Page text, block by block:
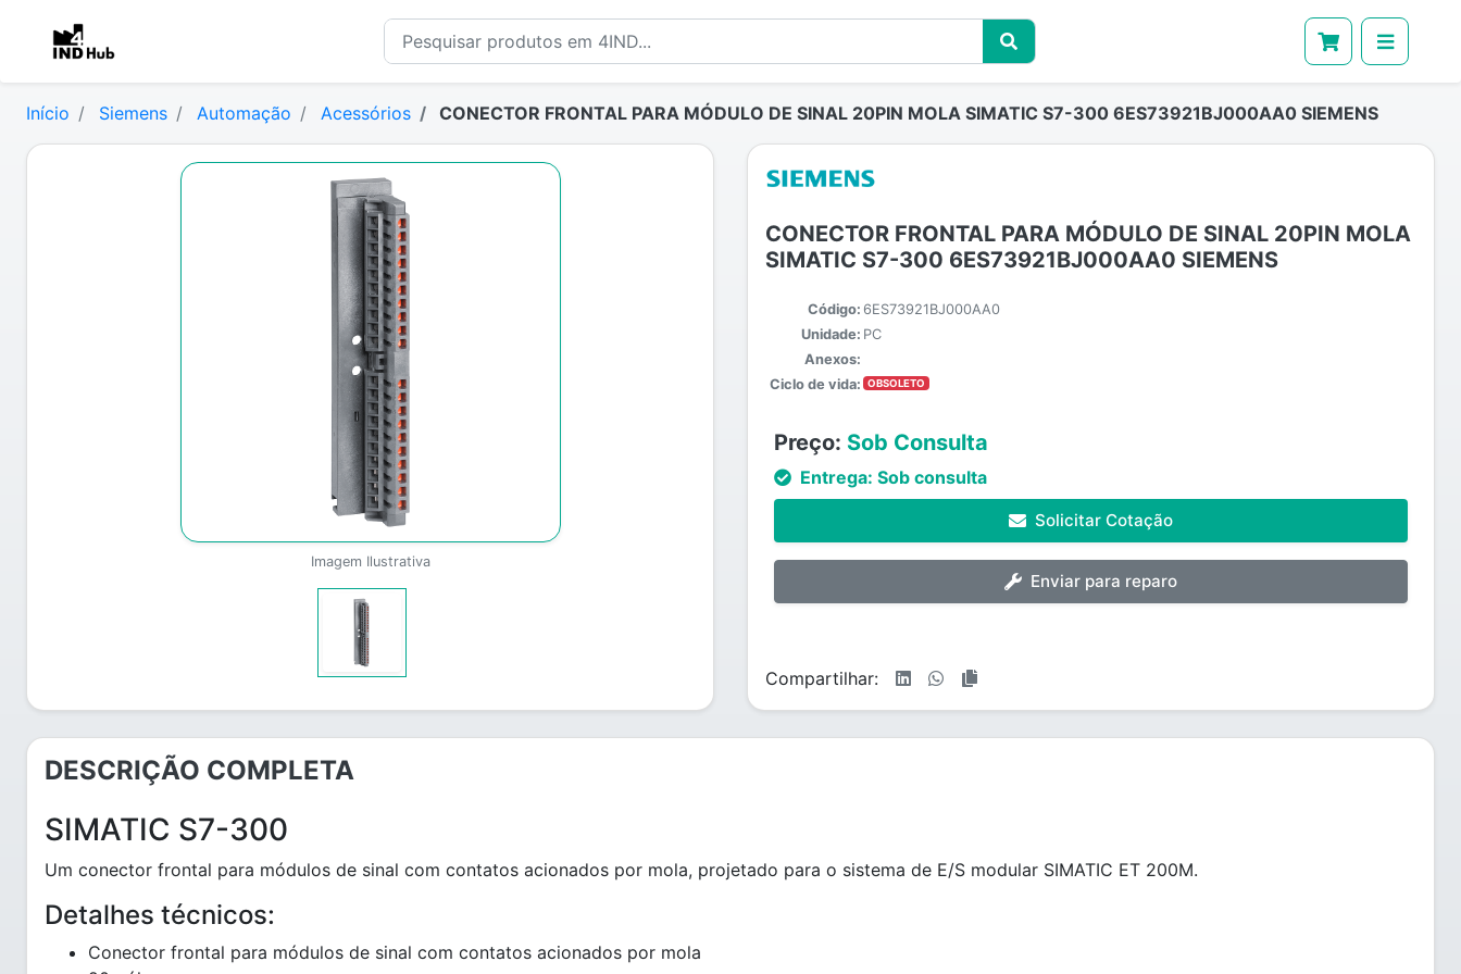
Início Siemens Automação Acessórios CONECTOR FRONTAL PARA MÓDULO DE SINAL 20PIN MOLA SIMATIC S7-300 6ES73921BJ000AA0 SIEMENS
Imagem Ilustrativa
CONECTOR FRONTAL PARA MÓDULO DE SINAL 20PIN MOLA
SIMATIC S7-300 6ES73921BJ000AA0 SIEMENS
Código: 6ES73921BJ000AA0
Unidade: PC
Anexos:
Ciclo de vida:
OBSOLETO
Preço: Sob Consulta
Entrega: Sob consulta
Solicitar Cotação
Enviar para reparo
Compartilhar:
DESCRIÇÃO COMPLETA
SIMATIC S7-300
Um conector frontal para módulos de sinal com contatos acionados por mola, projetado para o sistema de E/S modular SIMATIC ET 200M.
Detalhes técnicos:
Conector frontal para módulos de sinal com contatos acionados por mola